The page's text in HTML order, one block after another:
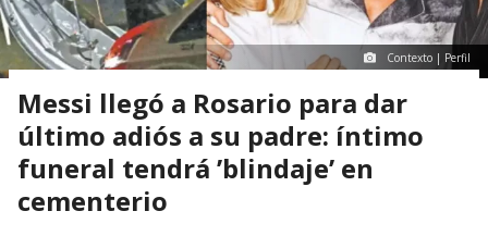
Contexto | Perfil
Messi llegó a Rosario para dar
último adiós a su padre: íntimo
funeral tendrá ’blindaje’ en
cementerio